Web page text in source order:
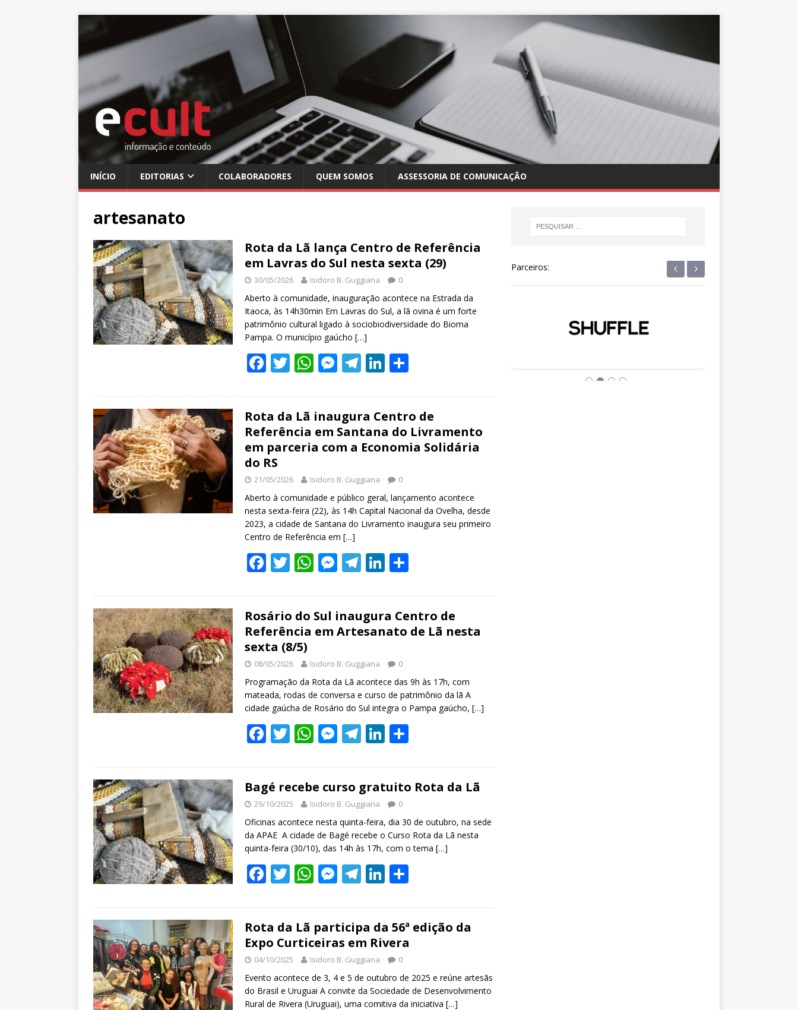
INÍCIO EDITORIAS COLABORADORES QUEM SOMOS ASSESSORIA DE COMUNICAÇÃO
artesanato
Rota da Lã lança Centro de Referência
em Lavras do Sul nesta sexta (29)
30/05/2026 Isidoro B. Guggiana 0
Aberto à comunidade, inauguração acontece na Estrada da
Itaoca, às 14h30min Em Lavras do Sul, a lã ovina é um forte
patrimônio cultural ligado à sociobiodiversidade do Bioma
Pampa. O município gaúcho […]
F
ac
b
o
o
k
T
w
er
W
h
s
A
p
p
M
e
e
n
g
er
T
el
gr
a
m
Li
n
e
dI
n
e
Rota da Lã inaugura Centro de
Referência em Santana do Livramento
em parceria com a Economia Solidária
do RS
21/05/2026 Isidoro B. Guggiana 0
Aberto à comunidade e público geral, lançamento acontece
nesta sexta-feira (22), às 14h Capital Nacional da Ovelha, desde
2023, a cidade de Santana do Livramento inaugura seu primeiro
Centro de Referência em […]
F
ac
b
o
o
k
T
w
er
W
h
s
A
p
p
M
e
e
n
g
er
T
el
gr
a
m
Li
n
e
dI
n
e
Rosário do Sul inaugura Centro de
Referência em Artesanato de Lã nesta
sexta (8/5)
08/05/2026 Isidoro B. Guggiana 0
Programação da Rota da Lã acontece das 9h às 17h, com
mateada, rodas de conversa e curso de patrimônio da lã A
cidade gaúcha de Rosário do Sul integra o Pampa gaúcho, […]
F
ac
b
o
o
k
T
w
er
W
h
s
A
p
p
M
e
e
n
g
er
T
el
gr
a
m
Li
n
e
dI
n
e
Bagé recebe curso gratuito Rota da Lã
29/10/2025 Isidoro B. Guggiana 0
Oficinas acontece nesta quinta-feira, dia 30 de outubro, na sede
da APAE A cidade de Bagé recebe o Curso Rota da Lã nesta
quinta-feira (30/10), das 14h às 17h, com o tema […]
F
ac
b
o
o
k
T
w
er
W
h
s
A
p
p
M
e
e
n
g
er
T
el
gr
a
m
Li
n
e
dI
n
e
Rota da Lã participa da 56ª edição da
Expo Curticeiras em Rivera
04/10/2025 Isidoro B. Guggiana 0
Evento acontece de 3, 4 e 5 de outubro de 2025 e reúne artesãs
do Brasil e Uruguai A convite da Sociedade de Desenvolvimento
Rural de Rivera (Uruguai), uma comitiva da iniciativa […]
Parceiros: ‹ ›